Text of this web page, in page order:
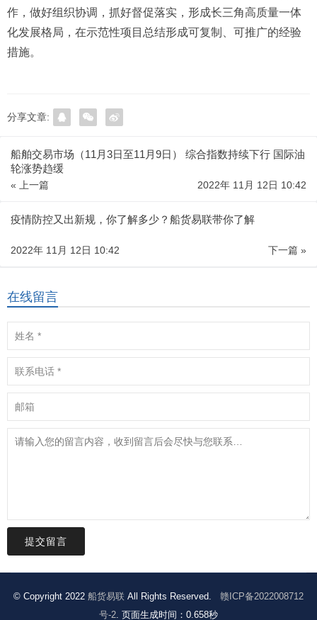
作，做好组织协调，抓好督促落实，形成长三角高质量一体
化发展格局，在示范性项目总结形成可复制、可推广的经验
措施。
分享文章:
船舶交易市场（11月3日至11月9日） 综合指数持续下行 国际油
轮涨势趋缓
« 上一篇 2022年 11月 12日 10:42
疫情防控又出新规，你了解多少？船货易联带你了解
下一篇 »
2022年 11月 12日 10:42
在线留言
提交留言
© Copyright 2022 船货易联 All Rights Reserved.
赣ICP备2022008712
号-2. 页面生成时间：0.658秒